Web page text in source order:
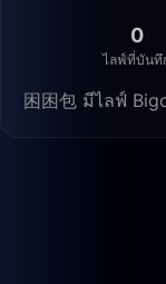
0
ไลฟ์ที่บันทึ
困困包 มีไลฟ์